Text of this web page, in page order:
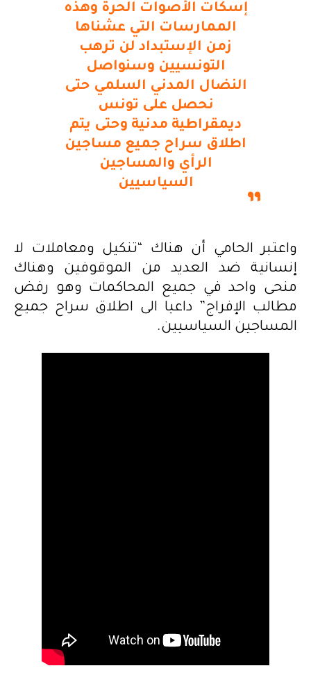
إسكات الأصوات الحرة وهذه
الممارسات التي عشناها
زمن الإستبداد لن ترهب
التونسيين وسنواصل
النضال المدني السلمي حتى
نحصل على تونس
ديمقراطية مدنية وحتى يتم
اطلاق سراح جميع مساجين
الرأي والمساجين
السياسيين
واعتبر الحامي أن هناك “تنكيل ومعاملات لا
إنسانية ضد العديد من الموقوفين وهناك
منحى واحد في جميع المحاكمات وهو رفض
مطالب الإفراج” داعيا الى اطلاق سراح جميع
المساجين السياسيين.